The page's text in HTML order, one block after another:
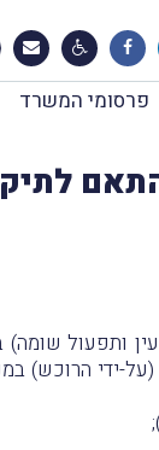
פרסומי המשרד
ותפעול שומה)
(על-ידי הרוכש)